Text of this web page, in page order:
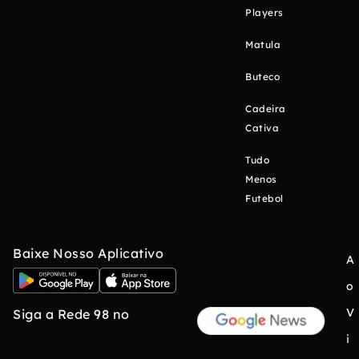
Players
Matula
Buteco
Cadeira
Cativa
Tudo
Menos
Futebol
Baixe Nosso Aplicativo
Siga a Rede 98 no
A
o
V
i